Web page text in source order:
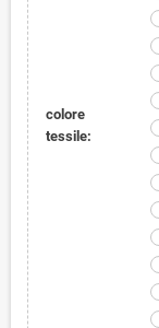
colore
tessile: